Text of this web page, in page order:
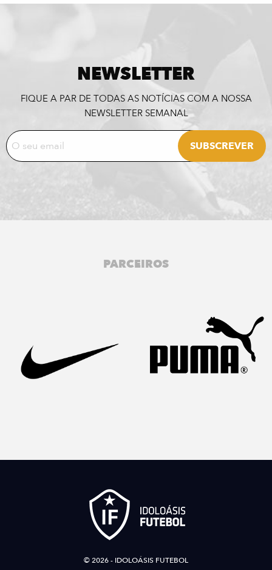
NEWSLETTER
FIQUE A PAR DE TODAS AS NOTÍCIAS COM A NOSSA
NEWSLETTER SEMANAL
PARCEIROS
© 2026 - IDOLOÁSIS FUTEBOL